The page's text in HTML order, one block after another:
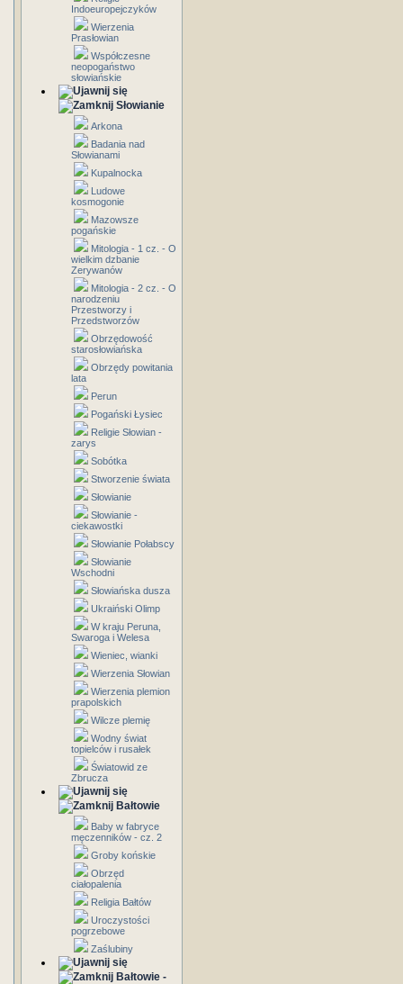
Indoeuropejczyków
Wierzenia
Prasłowian
Współczesne
neopogaństwo
słowiańskie
Słowianie
Arkona
Badania nad
Słowianami
Kupalnocka
Ludowe
kosmogonie
Mazowsze
pogańskie
Mitologia - 1 cz. - O
wielkim dzbanie
Zerywanów
Mitologia - 2 cz. - O
narodzeniu
Przestworzy i
Przedstworzów
Obrzędowość
starosłowiańska
Obrzędy powitania
lata
Perun
Pogański Łysiec
Religie Słowian -
zarys
Sobótka
Stworzenie świata
Słowianie
Słowianie -
ciekawostki
Słowianie Połabscy
Słowianie
Wschodni
Słowiańska dusza
Ukraiński Olimp
W kraju Peruna,
Swaroga i Welesa
Wieniec, wianki
Wierzenia Słowian
Wierzenia plemion
prapolskich
Wilcze plemię
Wodny świat
topielców i rusałek
Światowid ze
Zbrucza
Bałtowie
Baby w fabryce
męczenników - cz. 2
Groby końskie
Obrzęd
ciałopalenia
Religia Bałtów
Uroczystości
pogrzebowe
Zaślubiny
Bałtowie -